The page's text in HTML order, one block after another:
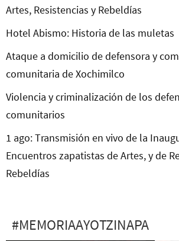
Artes, Resistencias y Rebeldías
Hotel Abismo: Historia de las muletas
Ataque a domicilio de defensora y
comunitaria de Xochimilco
Violencia y criminalización de los
comunitarios
1 ago: Transmisión en vivo de la
Encuentros zapatistas de Artes, y de
Rebeldías
#MEMORIAAYOTZINAPA